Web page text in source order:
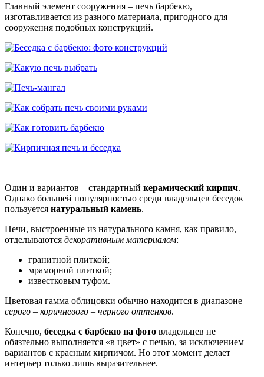
Главный элемент сооружения – печь барбекю,
изготавливается из разного материала, пригодного для
сооружения подобных конструкций.
Один и вариантов – стандартный керамический кирпич.
Однако большей популярностью среди владельцев беседок
пользуется натуральный камень.
Печи, выстроенные из натурального камня, как правило,
отделываются декоративным материалом:
гранитной плиткой;
мраморной плиткой;
известковым туфом.
Цветовая гамма облицовки обычно находится в диапазоне
серого – коричневого – черного оттенков.
Конечно, беседка с барбекю на фото владельцев не
обязтельно выполняется «в цвет» с печью, за исключением
вариантов с красным кирпичом. Но этот момент делает
интерьер только лишь выразительнее.